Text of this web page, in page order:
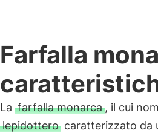
Farfalla
La farfalla monarca, il cui
lepidotterocaratterizzato da